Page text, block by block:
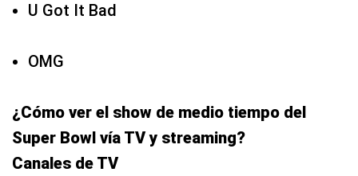
U Got It Bad
OMG
¿Cómo ver el show de medio tiempo del
Super Bowl vía TV y streaming?
Canales de TV